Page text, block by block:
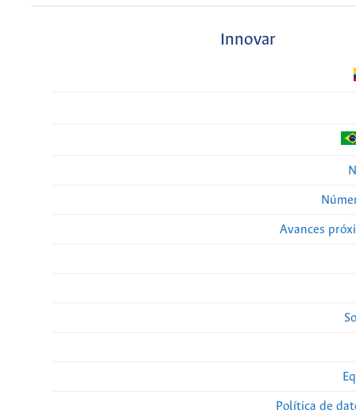
Innovar
Avances
Política de